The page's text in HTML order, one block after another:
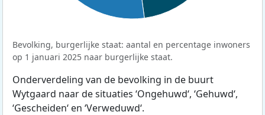
Bevolking, burgerlijke staat: aantal en percentage inwoners
op 1 januari 2025 naar burgerlijke staat.
Onderverdeling van de bevolking in de buurt
Wytgaard naar de situaties ‘Ongehuwd‘, ‘Gehuwd‘,
‘Gescheiden‘ en ‘Verweduwd‘.